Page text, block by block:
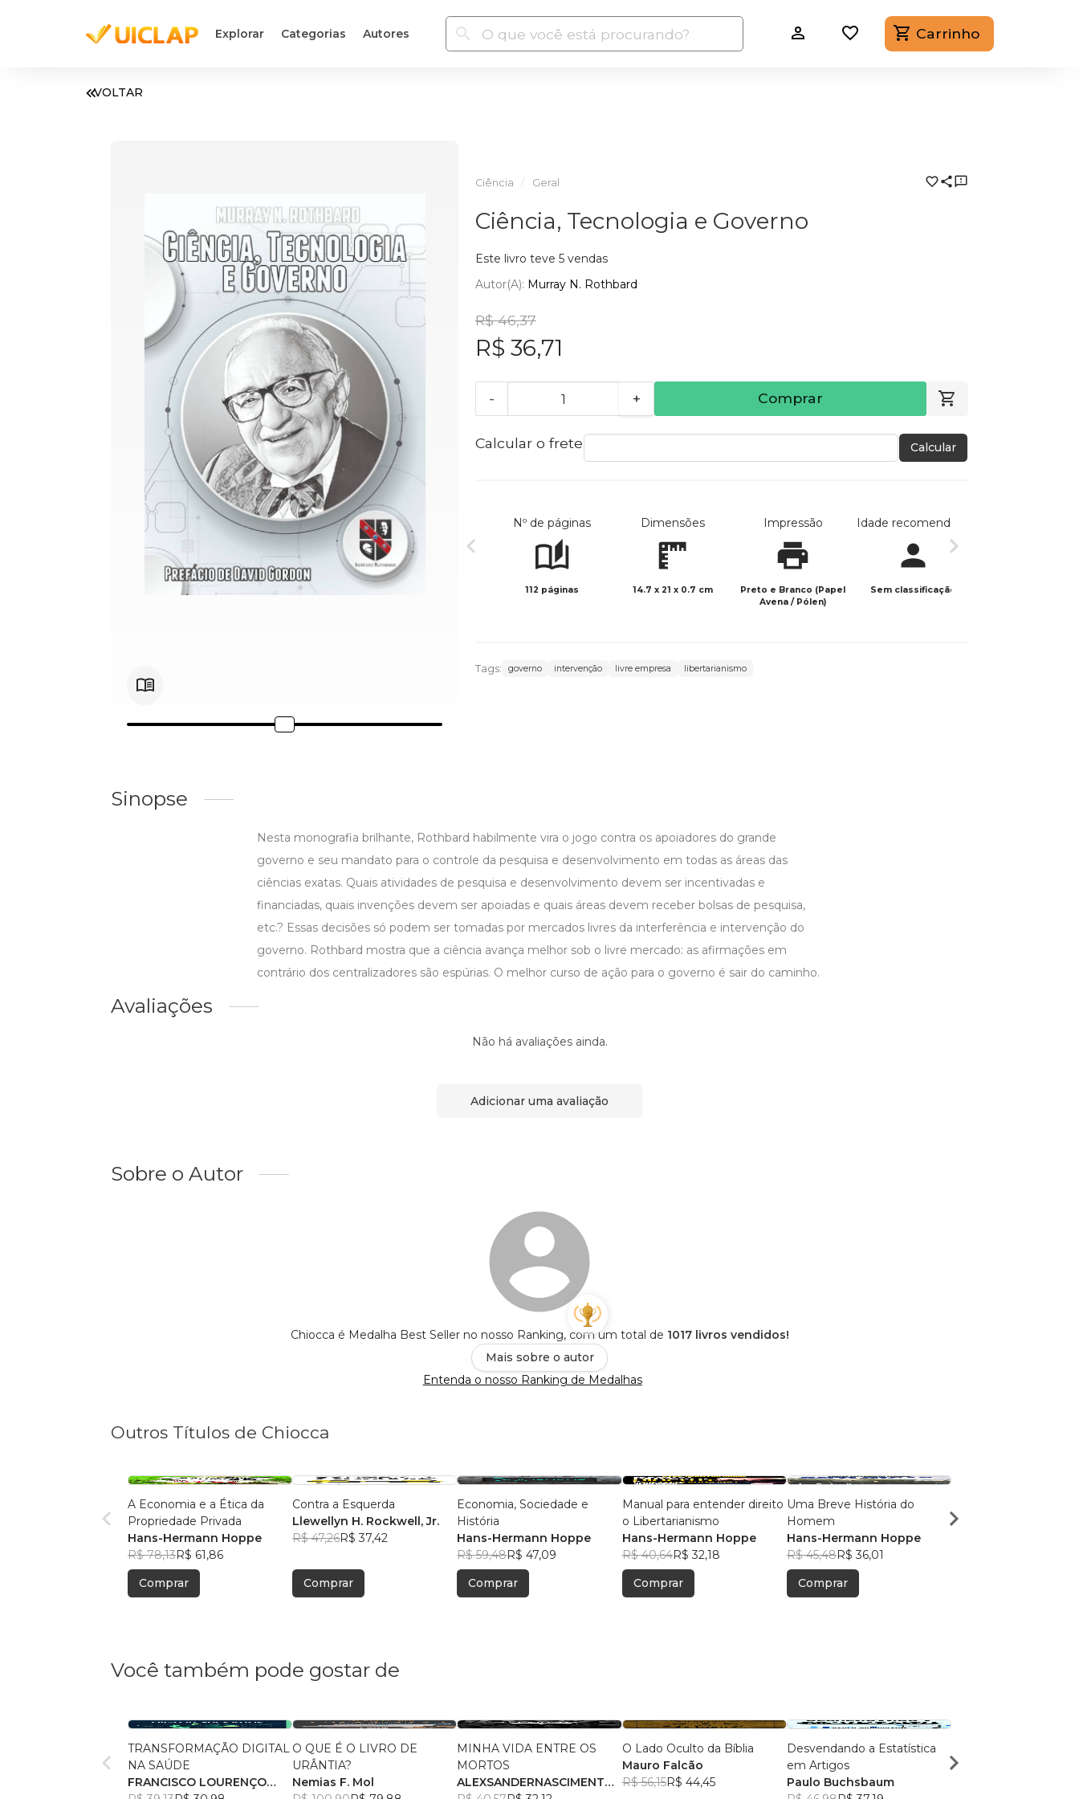
Explorar Categorias Autores Carrinho
VOLTAR
Ciência Geral
Ciência, Tecnologia e Governo
Este livro teve 5 vendas
Autor(a): Murray N. Rothbard
R$ 46,37
R$ 36,71
- + Comprar
Calcular o frete Calcular
Nº de páginas
112 páginas
Dimensões
14.7 x 21 x 0.7 cm
Impressão
Preto e Branco (Papel
Avena / Pólen)
Idade recomendada
Sem classificação
Tags: governo intervenção livre empresa libertarianismo
Sinopse
Nesta monografia brilhante, Rothbard habilmente vira o jogo contra os apoiadores do grande
governo e seu mandato para o controle da pesquisa e desenvolvimento em todas as áreas das
ciências exatas. Quais atividades de pesquisa e desenvolvimento devem ser incentivadas e
financiadas, quais invenções devem ser apoiadas e quais áreas devem receber bolsas de pesquisa,
etc.? Essas decisões só podem ser tomadas por mercados livres da interferência e intervenção do
governo. Rothbard mostra que a ciência avança melhor sob o livre mercado: as afirmações em
contrário dos centralizadores são espúrias. O melhor curso de ação para o governo é sair do caminho.
Avaliações
Não há avaliações ainda.
Adicionar uma avaliação
Sobre o Autor
Chiocca é Medalha Best Seller no nosso Ranking, com um total de 1017 livros vendidos!
Mais sobre o autor
Entenda o nosso Ranking de Medalhas
Outros Títulos de Chiocca
A Economia e a Ética da
Propriedade Privada
Hans-Hermann Hoppe
R$ 78,13R$ 61,86
Comprar
Contra a Esquerda
Llewellyn H. Rockwell, Jr.
R$ 47,26R$ 37,42
Comprar
Economia, Sociedade e
História
Hans-Hermann Hoppe
R$ 59,48R$ 47,09
Comprar
Manual para entender direito
o Libertarianismo
Hans-Hermann Hoppe
R$ 40,64R$ 32,18
Comprar
Uma Breve História do
Homem
Hans-Hermann Hoppe
R$ 45,48R$ 36,01
Comprar
Revolta contra a
Você também pode gostar de
TRANSFORMAÇÃO DIGITAL
NA SAÚDE
FRANCISCO LOURENÇO
O QUE É O LIVRO DE
URÂNTIA?
Nemias F. Mol
MINHA VIDA ENTRE OS
MORTOS
ALEXSANDERNASCIMENTO
O Lado Oculto da Bíblia
Mauro Falcão
R$ 56,15R$ 44,45
Desvendando a Estatística
em Artigos
Paulo Buchsbaum
2